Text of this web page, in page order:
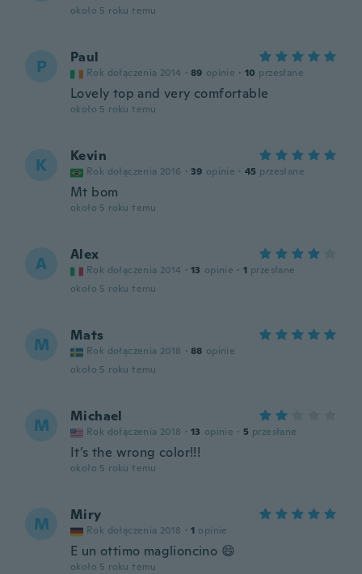
około 5 roku temu
P Paul
Rok dołączenia 2014 · 89 opinie · 10 przesłane
Lovely top and very comfortable
około 5 roku temu
K Kevin
Rok dołączenia 2016 · 39 opinie · 45 przesłane
Mt bom
około 5 roku temu
A Alex
Rok dołączenia 2014 · 13 opinie · 1 przesłane
około 5 roku temu
M Mats
Rok dołączenia 2018 · 88 opinie
około 5 roku temu
M Michael
Rok dołączenia 2018 · 13 opinie · 5 przesłane
It’s the wrong color!!!
około 5 roku temu
M Miry
Rok dołączenia 2018 · 1 opinie
E un ottimo maglioncino 😄
około 5 roku temu